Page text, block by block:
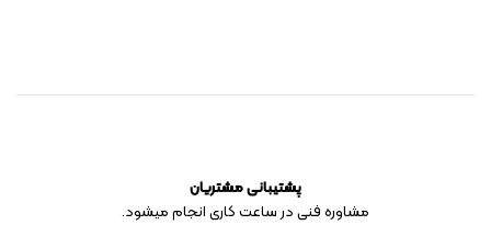
پشتیبانی مشتریان
مشاوره فنی در ساعت کاری انجام میشود.